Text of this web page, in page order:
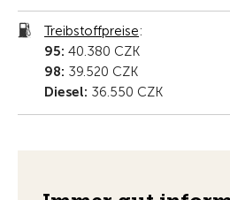
Treibstoffpreise:
95: 40.380 CZK
98: 39.520 CZK
Diesel: 36.550 CZK